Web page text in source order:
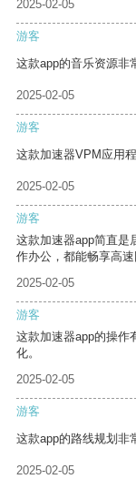
2025-02-05
游客
这款app的音乐资源非
2025-02-05
游客
这款加速器VPM应用
2025-02-05
游客
这款加速器app简直是
作办公，都能畅享高
2025-02-05
游客
这款加速器app的操作
化。
2025-02-05
游客
这款app的路线规划非
2025-02-05